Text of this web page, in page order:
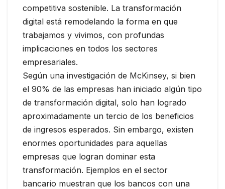
competitiva sostenible. La transformación
digital está remodelando la forma en que
trabajamos y vivimos, con profundas
implicaciones en todos los sectores
empresariales.
Según una investigación de McKinsey, si bien
el 90% de las empresas han iniciado algún tipo
de transformación digital, solo han logrado
aproximadamente un tercio de los beneficios
de ingresos esperados. Sin embargo, existen
enormes oportunidades para aquellas
empresas que logran dominar esta
transformación. Ejemplos en el sector
bancario muestran que los bancos con una